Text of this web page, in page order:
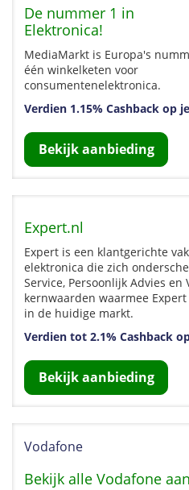
De nummer 1 in
Elektronica!
MediaMarkt is Europa's
één winkelketen voor
consumentenelektronica.
Verdien 1.15% Cashback op
Bekijk aanbieding
Expert.nl
Expert is een klantgerichte
elektronica die zich
Service, Persoonlijk Advies
kernwaarden waarmee
in de huidige markt.
Verdien tot 2.1% Cashback
Bekijk aanbieding
Vodafone
Bekijk alle Vodafone